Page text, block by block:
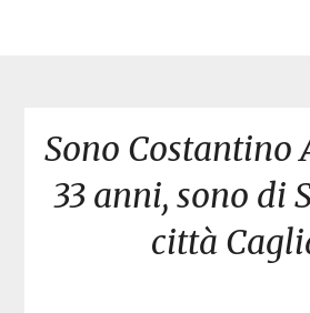
Sono Costantino
33 anni, sono di
città